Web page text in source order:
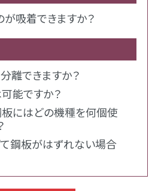
が吸着できますか？
離できますか？
能ですか？
はどの機種を何個使
鋼板がはずれない場合